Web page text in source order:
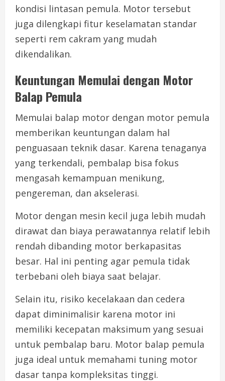
kondisi lintasan pemula. Motor tersebut
juga dilengkapi fitur keselamatan standar
seperti rem cakram yang mudah
dikendalikan.
Keuntungan Memulai dengan Motor
Balap Pemula
Memulai balap motor dengan motor pemula
memberikan keuntungan dalam hal
penguasaan teknik dasar. Karena tenaganya
yang terkendali, pembalap bisa fokus
mengasah kemampuan menikung,
pengereman, dan akselerasi.
Motor dengan mesin kecil juga lebih mudah
dirawat dan biaya perawatannya relatif lebih
rendah dibanding motor berkapasitas
besar. Hal ini penting agar pemula tidak
terbebani oleh biaya saat belajar.
Selain itu, risiko kecelakaan dan cedera
dapat diminimalisir karena motor ini
memiliki kecepatan maksimum yang sesuai
untuk pembalap baru. Motor balap pemula
juga ideal untuk memahami tuning motor
dasar tanpa kompleksitas tinggi.